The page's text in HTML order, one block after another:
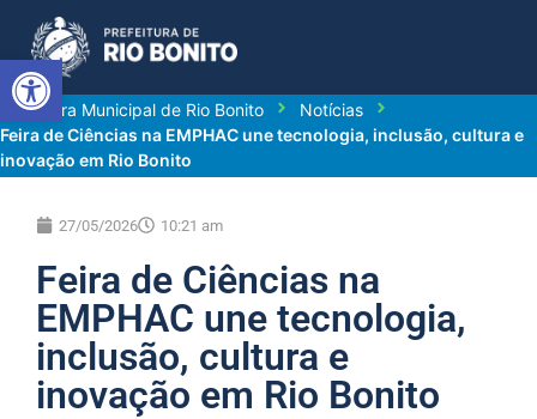
Abrir a barra de ferramentas
Prefeitura Municipal de Rio Bonito
Notícias
Feira de Ciências na EMPHAC une tecnologia, inclusão, cultura e
inovação em Rio Bonito
27/05/2026 10:21 am
Feira de Ciências na
EMPHAC une tecnologia,
inclusão, cultura e
inovação em Rio Bonito